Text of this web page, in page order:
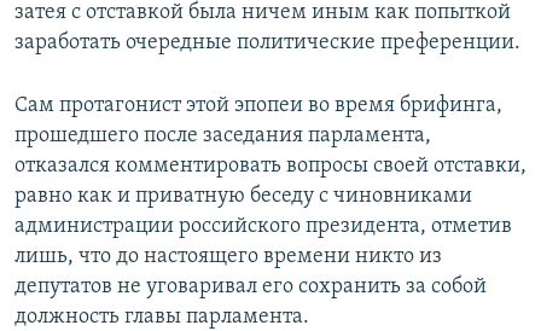
затея с отставкой была ничем иным как попыткой
заработать очередные политические преференции.
Сам протагонист этой эпопеи во время брифинга,
прошедшего после заседания парламента,
отказался комментировать вопросы своей отставки,
равно как и приватную беседу с чиновниками
администрации российского президента, отметив
лишь, что до настоящего времени никто из
депутатов не уговаривал его сохранить за собой
должность главы парламента.